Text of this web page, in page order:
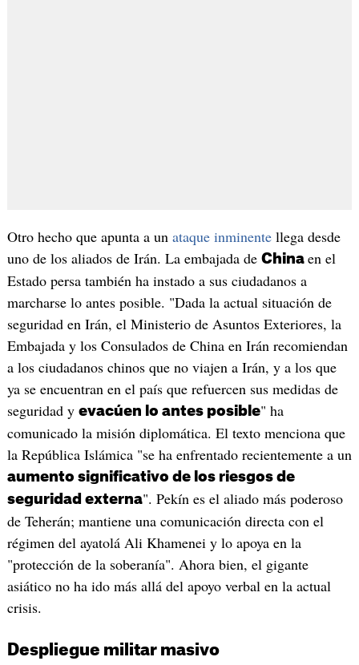
Otro hecho que apunta a un ataque inminentellega desde
uno de los aliados de Irán. La embajada de China en el
Estado persa también ha instado a sus ciudadanos a
marcharse lo antes posible. "Dada la actual situación de
seguridad en Irán, el Ministerio de Asuntos Exteriores, la
Embajada y los Consulados de China en Irán recomiendan
a los ciudadanos chinos que no viajen a Irán, y a los que
ya se encuentran en el país que refuercen sus medidas de
seguridad y evacúen lo antes posible" ha
comunicado la misión diplomática. El texto menciona que
la República Islámica "se ha enfrentado recientemente a un
aumento significativo de los riesgos de
seguridad externa". Pekín es el aliado más poderoso
de Teherán; mantiene una comunicación directa con el
régimen del ayatolá Ali Khamenei y lo apoya en la
"protección de la soberanía". Ahora bien, el gigante
asiático no ha ido más allá del apoyo verbal en la actual
crisis.
Despliegue militar masivo